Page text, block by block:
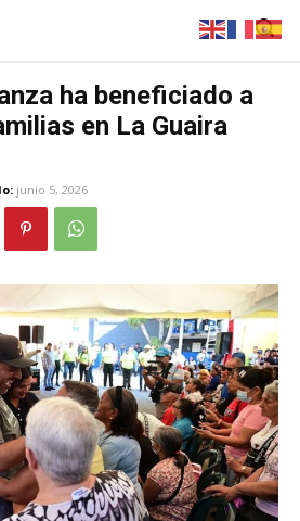
ha beneficiado a
en La Guaira
junio 5, 2026